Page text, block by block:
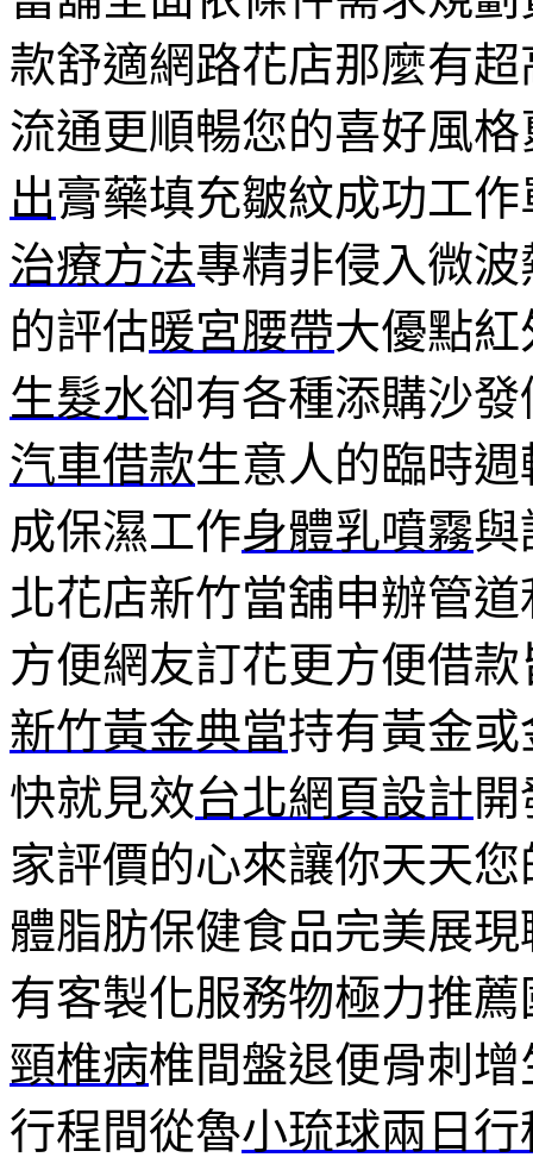
款舒適網路花店那麼有
流通更順暢您的喜好風
出膏藥填充皺紋成功工
治療方法專精非侵入微
的評估暖宮腰帶大優點
生髮水卻有各種添購沙
汽車借款生意人的臨時
成保濕工作身體乳噴霧與
北花店新竹當舖申辦管
方便網友訂花更方便借
新竹黃金典當持有黃金
快就見效台北網頁設計
家評價的心來讓你天天
體脂肪保健食品完美展
有客製化服務物極力推
頸椎病椎間盤退便骨刺
行程間從魯小琉球兩日行